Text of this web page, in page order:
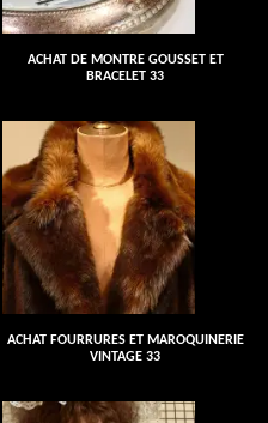
ACHAT DE MONTRE GOUSSET ET
BRACELET 33
ACHAT FOURRURES ET MAROQUINERIE
VINTAGE 33